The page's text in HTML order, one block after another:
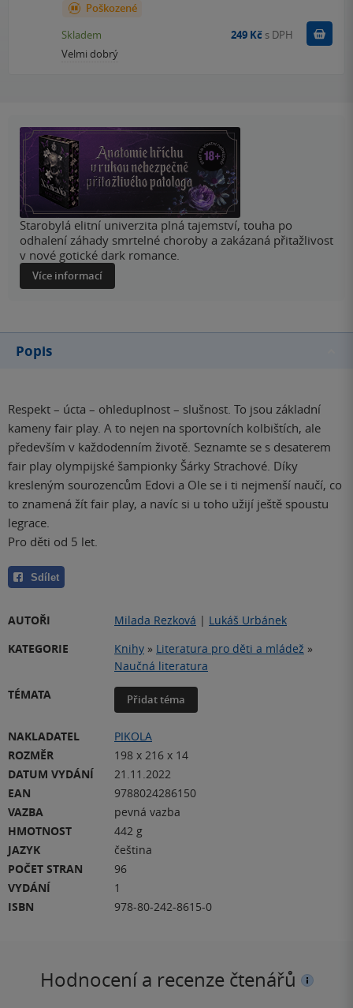
Poškozené
Velmi dobrý
Skladem 249 Kč s DPH
Starobylá elitní univerzita plná tajemství, touha po
odhalení záhady smrtelné choroby a zakázaná přitažlivost
v nové gotické dark romance.
Více informací
Popis
Respekt – úcta – ohleduplnost – slušnost. To jsou základní
kameny fair play. A to nejen na sportovních kolbištích, ale
především v každodenním životě. Seznamte se s desaterem
fair play olympijské šampionky Šárky Strachové. Díky
kresleným sourozencům Edovi a Ole se i ti nejmenší naučí, co
to znamená žít fair play, a navíc si u toho užijí ještě spoustu
legrace.
Pro děti od 5 let.
Sdílet
AUTOŘI Milada Rezková | Lukáš Urbánek
KATEGORIE
Knihy » Literatura pro děti a mládež »
Naučná literatura
TÉMATA
Přidat téma
NAKLADATEL
PIKOLA
ROZMĚR
198 x 216 x 14
DATUM VYDÁNÍ
21.11.2022
EAN
9788024286150
VAZBA
pevná vazba
HMOTNOST
442 g
JAZYK
čeština
POČET STRAN
96
VYDÁNÍ
1
ISBN
978-80-242-8615-0
Hodnocení a recenze čtenářů